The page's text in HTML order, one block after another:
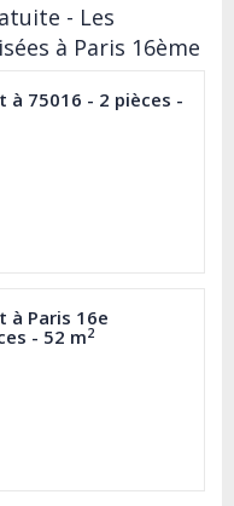
- Les
à Paris 16ème
75016 - 2 pièces -
à Paris 16e
- 52 m2